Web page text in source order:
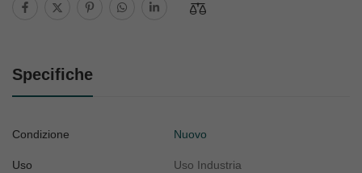
Specifiche
Condizione Nuovo
Uso Uso Industria